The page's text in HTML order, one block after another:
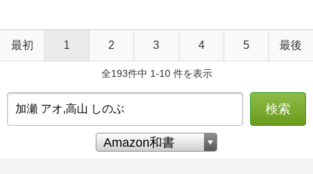
最初 1 2 3 4 5 最後
全193件中 1-10 件を表示
検索